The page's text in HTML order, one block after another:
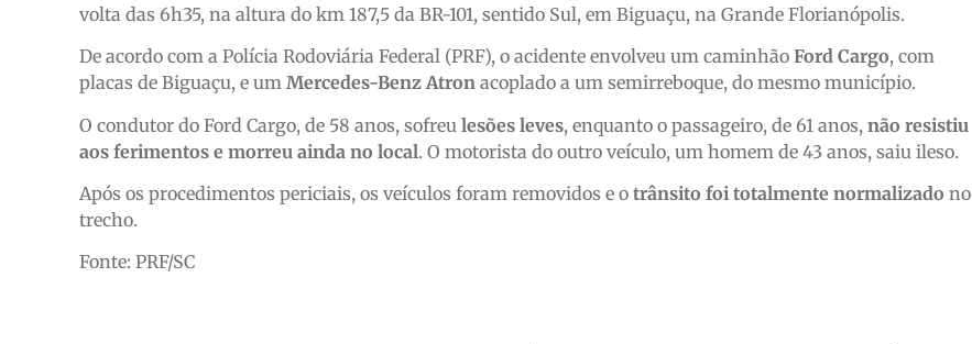
volta das 6h35, na altura do km 187,5 da BR-101, sentido Sul, em Biguaçu, na Grande Florianópolis.
De acordo com a Polícia Rodoviária Federal (PRF), o acidente envolveu um caminhão Ford Cargo, com
placas de Biguaçu, e um Mercedes-Benz Atron acoplado a um semirreboque, do mesmo município.
O condutor do Ford Cargo, de 58 anos, sofreu lesões leves, enquanto o passageiro, de 61 anos, não resistiu
aos ferimentos e morreu ainda no local. O motorista do outro veículo, um homem de 43 anos, saiu ileso.
Após os procedimentos periciais, os veículos foram removidos e o trânsito foi totalmente normalizado no
trecho.
Fonte: PRF/SC